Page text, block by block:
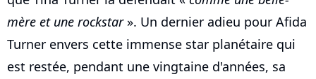
mère et une rockstar». Un dernier adieu pour Afida
Turner envers cette immense star planétaire qui
est restée, pendant une vingtaine d'années, sa